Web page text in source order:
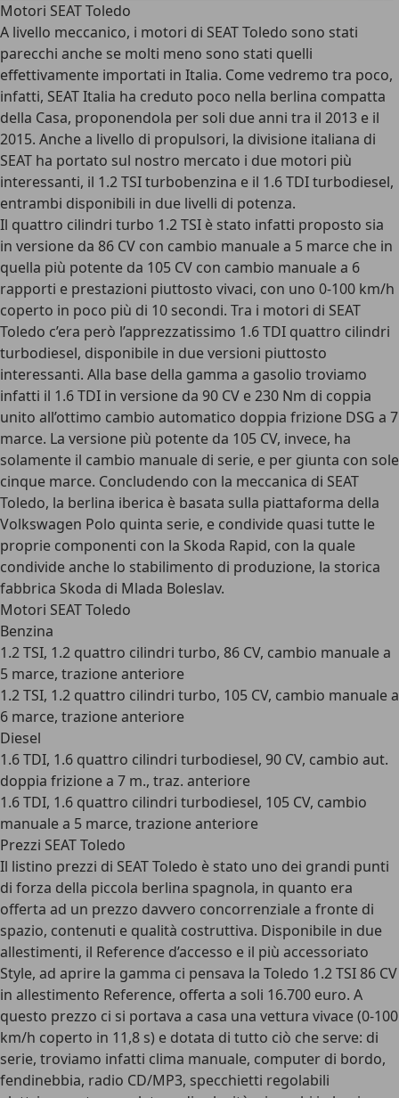
Motori SEAT Toledo
A livello meccanico, i motori di SEAT Toledo sono stati
parecchi anche se molti meno sono stati quelli
effettivamente importati in Italia. Come vedremo tra poco,
infatti, SEAT Italia ha creduto poco nella berlina compatta
della Casa, proponendola per soli due anni tra il 2013 e il
2015. Anche a livello di propulsori, la divisione italiana di
SEAT ha portato sul nostro mercato i due motori più
interessanti, il 1.2 TSI turbobenzina e il 1.6 TDI turbodiesel,
entrambi disponibili in due livelli di potenza.
Il quattro cilindri turbo 1.2 TSI è stato infatti proposto sia
in versione da 86 CV con cambio manuale a 5 marce che in
quella più potente da 105 CV con cambio manuale a 6
rapporti e prestazioni piuttosto vivaci, con uno 0-100 km/h
coperto in poco più di 10 secondi. Tra i motori di SEAT
Toledo c’era però l’apprezzatissimo 1.6 TDI quattro cilindri
turbodiesel, disponibile in due versioni piuttosto
interessanti. Alla base della gamma a gasolio troviamo
infatti il 1.6 TDI in versione da 90 CV e 230 Nm di coppia
unito all’ottimo cambio automatico doppia frizione DSG a 7
marce. La versione più potente da 105 CV, invece, ha
solamente il cambio manuale di serie, e per giunta con sole
cinque marce. Concludendo con la meccanica di SEAT
Toledo, la berlina iberica è basata sulla piattaforma della
Volkswagen Polo quinta serie, e condivide quasi tutte le
proprie componenti con la Skoda Rapid, con la quale
condivide anche lo stabilimento di produzione, la storica
fabbrica Skoda di Mlada Boleslav.
Motori SEAT Toledo
Benzina
1.2 TSI, 1.2 quattro cilindri turbo, 86 CV, cambio manuale a
5 marce, trazione anteriore
1.2 TSI, 1.2 quattro cilindri turbo, 105 CV, cambio manuale a
6 marce, trazione anteriore
Diesel
1.6 TDI, 1.6 quattro cilindri turbodiesel, 90 CV, cambio aut.
doppia frizione a 7 m., traz. anteriore
1.6 TDI, 1.6 quattro cilindri turbodiesel, 105 CV, cambio
manuale a 5 marce, trazione anteriore
Prezzi SEAT Toledo
Il listino prezzi di SEAT Toledo è stato uno dei grandi punti
di forza della piccola berlina spagnola, in quanto era
offerta ad un prezzo davvero concorrenziale a fronte di
spazio, contenuti e qualità costruttiva. Disponibile in due
allestimenti, il Reference d’accesso e il più accessoriato
Style, ad aprire la gamma ci pensava la Toledo 1.2 TSI 86 CV
in allestimento Reference, offerta a soli 16.700 euro. A
questo prezzo ci si portava a casa una vettura vivace (0-100
km/h coperto in 11,8 s) e dotata di tutto ciò che serve: di
serie, troviamo infatti clima manuale, computer di bordo,
fendinebbia, radio CD/MP3, specchietti regolabili